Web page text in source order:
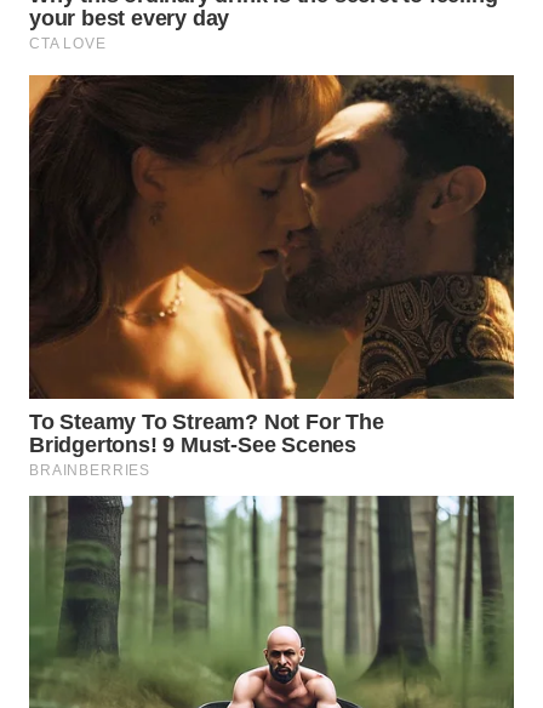
WN
WN
WN
KUNINGAN
WN
MAJALENGKA
SUBANG
WN
SUKABUMI
WN
PURWAKARTA